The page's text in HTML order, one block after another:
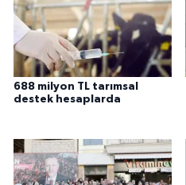
688 milyon TL tarımsal
destek hesaplarda